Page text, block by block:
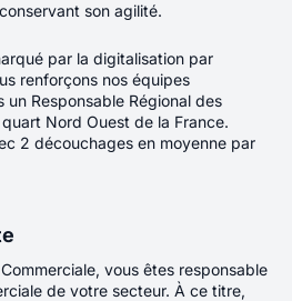
Droit des
H/F/X
LYON
Aucun
son agilité.
par la digitalisation par
renforçons nos équipes
Responsable Régional des
Nord Ouest de la France.
2 découchages en moyenne par
vous êtes responsable
de votre secteur. À ce titre,
vous accepteznotre politique
personnelles.
votre candidature